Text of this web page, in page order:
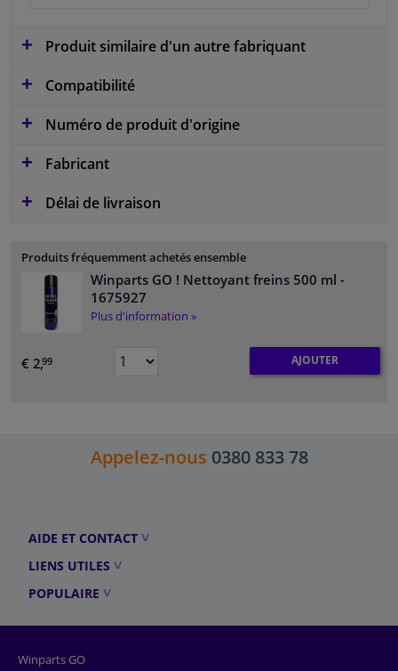
Produit similaire d'un autre fabriquant
Compatibilité
Numéro de produit d'origine
Fabricant
Délai de livraison
Produits fréquemment achetés ensemble
Winparts GO ! Nettoyant freins 500 ml -
1675927
Plus d'information »
€ 2,99 AJOUTER
Appelez-nous 0380 833 78
AIDE ET CONTACT
LIENS UTILES
POPULAIRE
Winparts GO